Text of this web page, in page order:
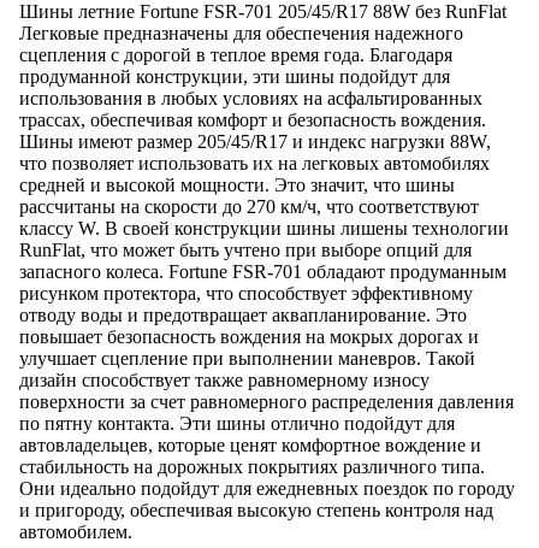
Шины летние Fortune FSR-701 205/45/R17 88W без RunFlat
Легковые предназначены для обеспечения надежного
сцепления с дорогой в теплое время года. Благодаря
продуманной конструкции, эти шины подойдут для
использования в любых условиях на асфальтированных
трассах, обеспечивая комфорт и безопасность вождения.
Шины имеют размер 205/45/R17 и индекс нагрузки 88W,
что позволяет использовать их на легковых автомобилях
средней и высокой мощности. Это значит, что шины
рассчитаны на скорости до 270 км/ч, что соответствуют
классу W. В своей конструкции шины лишены технологии
RunFlat, что может быть учтено при выборе опций для
запасного колеса. Fortune FSR-701 обладают продуманным
рисунком протектора, что способствует эффективному
отводу воды и предотвращает аквапланирование. Это
повышает безопасность вождения на мокрых дорогах и
улучшает сцепление при выполнении маневров. Такой
дизайн способствует также равномерному износу
поверхности за счет равномерного распределения давления
по пятну контакта. Эти шины отлично подойдут для
автовладельцев, которые ценят комфортное вождение и
стабильность на дорожных покрытиях различного типа.
Они идеально подойдут для ежедневных поездок по городу
и пригороду, обеспечивая высокую степень контроля над
автомобилем.